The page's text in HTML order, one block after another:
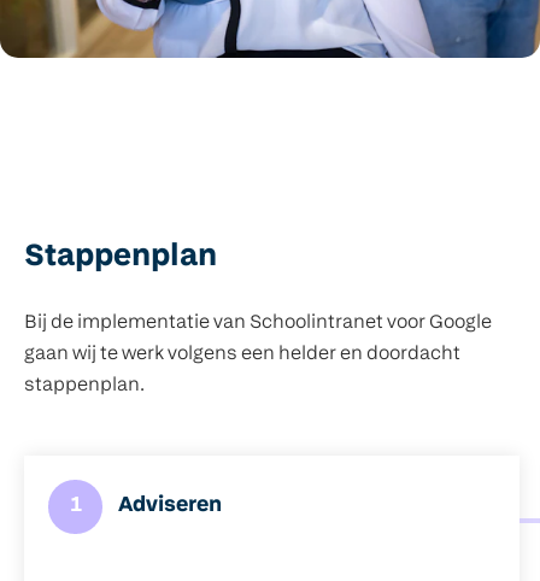
Stappenplan
Bij de implementatie van Schoolintranet voor Google
gaan wij te werk volgens een helder en doordacht
stappenplan.
1 Adviseren